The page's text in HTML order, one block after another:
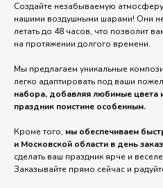
Создайте незабываемую
нашими воздушными шарами! Они
летать до 48 часов, что позволит
на протяжении долгого времени.
Мы предлагаем уникальные
легко адаптировать под ваши
набора, добавляя любимые
праздник поистине особенным.
Кроме того, мы обеспечиваем
и Московской области в день
сделать ваш праздник ярче и
Заказывайте прямо сейчас и